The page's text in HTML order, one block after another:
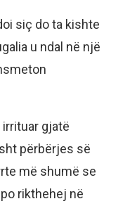
siç do ta kishte
u ndal në një
gjatë
përbërjes së
më shumë se
rikthehej në